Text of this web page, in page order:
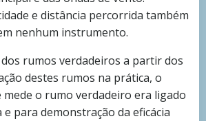
e distância percorrida também
nenhum instrumento.
rumos verdadeiros a partir dos
destes rumos na prática, o
o rumo verdadeiro era ligado
para demonstração da eficácia